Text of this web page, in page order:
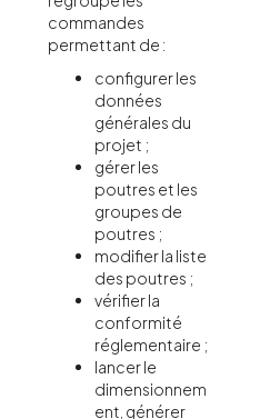
commandes
permettant de :
configurer les
données
générales du
projet ;
gérer les
poutres et les
groupes de
poutres ;
modifier la liste
des poutres ;
vérifier la
conformité
réglementaire ;
lancer le
dimensionnem
ent, générer